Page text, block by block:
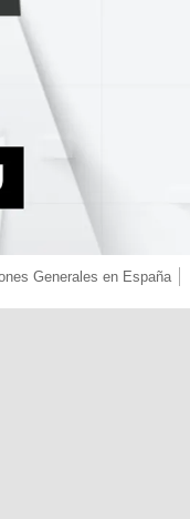
Generales en España